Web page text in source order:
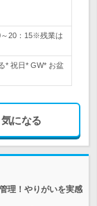
～20：15※残業は
* 祝日* GW* お盆
気になる
理！やりがいを実感